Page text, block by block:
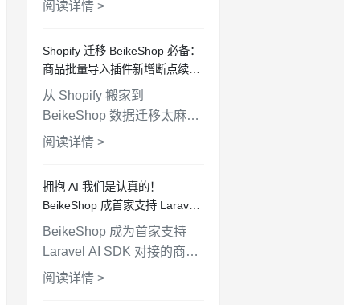
营告别手动统计时代。
阅读详情 >
Shopify 迁移 BeikeShop 必备：
商品批量导入插件新增断点续传
与分类导入功能
从 Shopify 搬家到
BeikeShop 数据迁移太麻
烦？Shopify 商品批量导入
难题；并新增分类一键导
入，完美同步 Shopify 分类
结构。点击了解如何更高
效、完整地完成店铺数据迁
移。
阅读详情 >
拥抱 AI 我们是认真的！
BeikeShop 成首家支持 Laravel
AI SDK 的独立站商城，MCP 对
BeikeShop 成为首家支持
Laravel AI SDK 对接的商城
系统。已全面支持无头电
阅读详情 >